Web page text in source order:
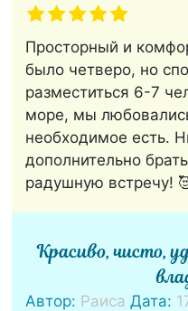
Просторный и
было четверо, но
разместиться 6-7
море, мы
необходимое есть.
дополнительно
радушную встречу!
Красиво, чисто,
Автор: Раиса Дата: